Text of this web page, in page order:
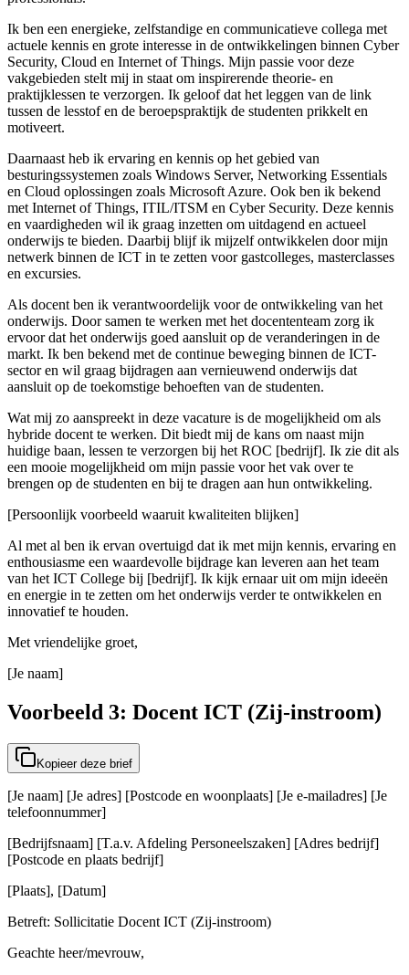
Ik ben een energieke, zelfstandige en communicatieve collega met
actuele kennis en grote interesse in de ontwikkelingen binnen Cyber
Security, Cloud en Internet of Things. Mijn passie voor deze
vakgebieden stelt mij in staat om inspirerende theorie- en
praktijklessen te verzorgen. Ik geloof dat het leggen van de link
tussen de lesstof en de beroepspraktijk de studenten prikkelt en
motiveert.
Daarnaast heb ik ervaring en kennis op het gebied van
besturingssystemen zoals Windows Server, Networking Essentials
en Cloud oplossingen zoals Microsoft Azure. Ook ben ik bekend
met Internet of Things, ITIL/ITSM en Cyber Security. Deze kennis
en vaardigheden wil ik graag inzetten om uitdagend en actueel
onderwijs te bieden. Daarbij blijf ik mijzelf ontwikkelen door mijn
netwerk binnen de ICT in te zetten voor gastcolleges, masterclasses
en excursies.
Als docent ben ik verantwoordelijk voor de ontwikkeling van het
onderwijs. Door samen te werken met het docententeam zorg ik
ervoor dat het onderwijs goed aansluit op de veranderingen in de
markt. Ik ben bekend met de continue beweging binnen de ICT-
sector en wil graag bijdragen aan vernieuwend onderwijs dat
aansluit op de toekomstige behoeften van de studenten.
Wat mij zo aanspreekt in deze vacature is de mogelijkheid om als
hybride docent te werken. Dit biedt mij de kans om naast mijn
huidige baan, lessen te verzorgen bij het ROC [bedrijf]. Ik zie dit als
een mooie mogelijkheid om mijn passie voor het vak over te
brengen op de studenten en bij te dragen aan hun ontwikkeling.
[Persoonlijk voorbeeld waaruit kwaliteiten blijken]
Al met al ben ik ervan overtuigd dat ik met mijn kennis, ervaring en
enthousiasme een waardevolle bijdrage kan leveren aan het team
van het ICT College bij [bedrijf]. Ik kijk ernaar uit om mijn ideeën
en energie in te zetten om het onderwijs verder te ontwikkelen en
innovatief te houden.
Met vriendelijke groet,
[Je naam]
Voorbeeld 3: Docent ICT (Zij-instroom)
Kopieer deze brief
[Je naam] [Je adres] [Postcode en woonplaats] [Je e-mailadres] [Je
telefoonnummer]
[Bedrijfsnaam] [T.a.v. Afdeling Personeelszaken] [Adres bedrijf]
[Postcode en plaats bedrijf]
[Plaats], [Datum]
Betreft: Sollicitatie Docent ICT (Zij-instroom)
Geachte heer/mevrouw,